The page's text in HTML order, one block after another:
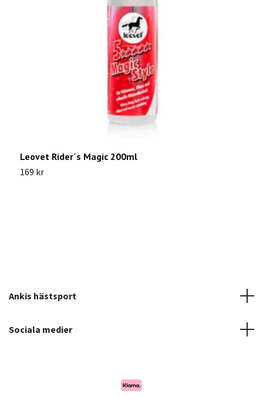
Leovet Rider´s Magic 200ml
169 kr
Ankis hästsport
Sociala medier